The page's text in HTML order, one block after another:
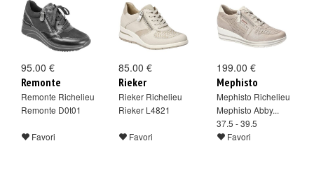
95.00 €
Remonte
Remonte Richelieu
Remonte D0t01
Favori
85.00 €
Rieker
Rieker Richelieu
Rieker L4821
Favori
199.00 €
Mephisto
Mephisto Richelieu
Mephisto Abby...
37.5 - 39.5
Favori